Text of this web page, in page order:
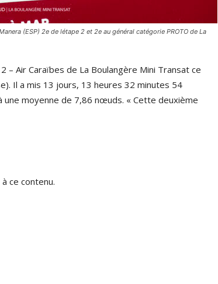
(ESP) 2e de létape 2 et 2e au général catégorie PROTO de La
– Air Caraïbes de La Boulangère Mini Transat ce
Il a mis 13 jours, 13 heures 32 minutes 54
moyenne de 7,86 nœuds. « Cette deuxième
ce contenu.